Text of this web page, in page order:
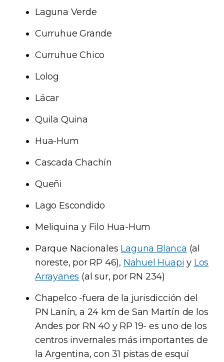
Laguna Verde
Curruhue Grande
Curruhue Chico
Lolog
Lácar
Quila Quina
Hua-Hum
Cascada Chachín
Queñi
Lago Escondido
Meliquina y Filo Hua-Hum
Parque Nacionales Laguna Blanca (al
noreste, por RP 46), Nahuel Huapi y Los
Arrayanes (al sur, por RN 234)
Chapelco -fuera de la jurisdicción del
PN Lanín, a 24 km de San Martín de los
Andes por RN 40 y RP 19- es uno de los
centros invernales más importantes de
la Argentina, con 31 pistas de esquí